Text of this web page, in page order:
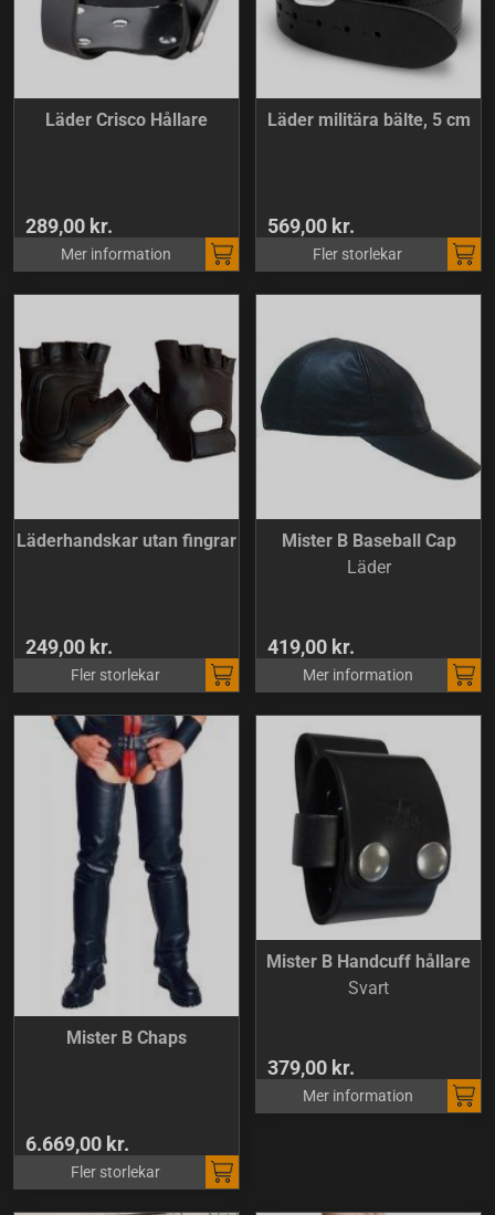
Läder Crisco Hållare
289,00 kr.
Mer information
Läder militära bälte, 5 cm
569,00 kr.
Fler storlekar
Läderhandskar utan fingrar
249,00 kr.
Fler storlekar
Mister B Baseball Cap
Läder
419,00 kr.
Mer information
Mister B Chaps
6.669,00 kr.
Fler storlekar
Mister B Handcuff hållare
Svart
379,00 kr.
Mer information